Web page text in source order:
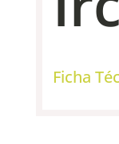
Ficha